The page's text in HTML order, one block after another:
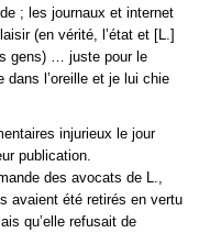
; les journaux et internet
(en vérité, l’état et [L.]
gens) … juste pour le
dans l’oreille et je lui chie
injurieux le jour
publication.
des avocats de L.,
avaient été retirés en vertu
qu’elle refusait de